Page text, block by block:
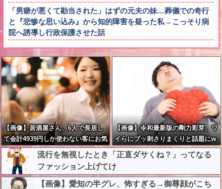
「男癖が悪くて勘当された」はずの元夫の妹…葬儀での奇行
と『悲惨な思い込み』から知的障害を疑った私→こっそり病
院へ誘導し行政保護させた話
【画像】居酒屋さん、6人で長居し
て会計4939円しか使わない客にお気
持ち表明してしまう←コレどっちが
悪いんや？？？？？？
【画像】令和最新版の剛力彩芽、ワ
イらにブッ刺さりまくりと話題にw
w w w w w w w w w w w w
流行を無視したとき「正直ダサくね？」ってなる
ファッション上げてけ
【画像】愛知の半グレ、怖すぎる→御尊顔がこち